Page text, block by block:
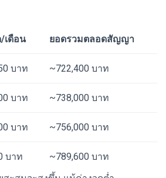
เดือน ยอดรวมตลอดสัญญา
บาท ~722,400 บาท
บาท ~738,000 บาท
บาท ~756,000 บาท
บาท
~789,600 บาท